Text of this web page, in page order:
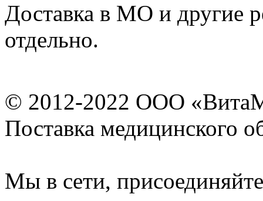
Доставка в МО и другие
отдельно.
© 2012-2022 ООО
Поставка медицинского
Мы в сети,